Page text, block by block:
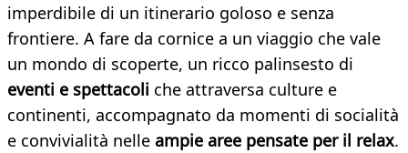
imperdibile di un itinerario goloso e senza
frontiere. A fare da cornice a un viaggio che vale
un mondo di scoperte, un ricco palinsesto di
eventi e spettacoli che attraversa culture e
continenti, accompagnato da momenti di socialità
e convivialità nelle ampie aree pensate per il relax.